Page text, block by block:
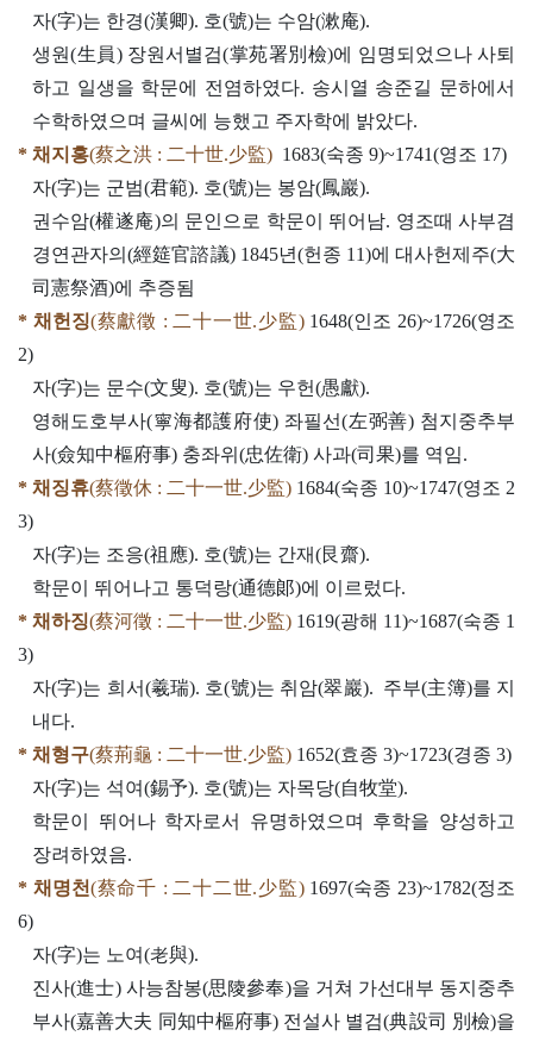
자(字)는 한경(漢卿). 호(號)는 수암(漱庵).
생원(生員) 장원서별검(掌苑署別檢)에 임명되었으나 사퇴
하고 일생을 학문에 전염하였다. 송시열 송준길 문하에서
수학하였으며 글씨에 능했고 주자학에 밝았다.
* 채지홍(蔡之洪 : 二十世.少監) 1683(숙종 9)~1741(영조 17)
자(字)는 군범(君範). 호(號)는 봉암(鳳巖).
권수암(權遂庵)의 문인으로 학문이 뛰어남. 영조때 사부겸
경연관자의(經筵官諮議) 1845년(헌종 11)에 대사헌제주(大
司憲祭酒)에 추증됨
* 채헌징(蔡獻徵 : 二十一世.少監)1648(인조 26)~1726(영조
2)
자(字)는 문수(文叟). 호(號)는 우헌(愚獻).
영해도호부사(寧海都護府使) 좌필선(左弼善) 첨지중추부
사(僉知中樞府事) 충좌위(忠佐衛) 사과(司果)를 역임.
* 채징휴(蔡徵休 : 二十一世.少監) 1684(숙종 10)~1747(영조 2
3)
자(字)는 조응(祖應). 호(號)는 간재(艮齋).
학문이 뛰어나고 통덕랑(通德郞)에 이르렀다.
* 채하징(蔡河徵 : 二十一世.少監) 1619(광해 11)~1687(숙종 1
3)
자(字)는 희서(羲瑞). 호(號)는 취암(翠巖). 주부(主簿)를 지
내다.
* 채형구(蔡荊龜 : 二十一世.少監) 1652(효종 3)~1723(경종 3)
자(字)는 석여(錫予). 호(號)는 자목당(自牧堂).
학문이 뛰어나 학자로서 유명하였으며 후학을 양성하고
장려하였음.
* 채명천(蔡命千 : 二十二世.少監)1697(숙종 23)~1782(정조
6)
자(字)는 노여(老與).
진사(進士) 사능참봉(思陵參奉)을 거쳐 가선대부 동지중추
부사(嘉善大夫 同知中樞府事) 전설사 별검(典設司 別檢)을